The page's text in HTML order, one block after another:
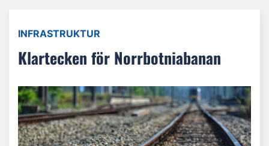
INFRASTRUKTUR
Klartecken för Norrbotniabanan